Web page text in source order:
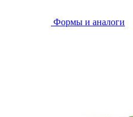
Формы и аналоги